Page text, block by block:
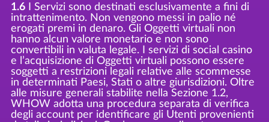
1.6I Servizi sono destinati esclusivamente a fini di
intrattenimento. Non vengono messi in palio né
erogati premi in denaro. Gli Oggetti virtuali non
hanno alcun valore monetario e non sono
convertibili in valuta legale. I servizi di social casino
e l’acquisizione di Oggetti virtuali possono essere
soggetti a restrizioni legali relative alle scommesse
in determinati Paesi, Stati o altre giurisdizioni. Oltre
alle misure generali stabilite nella Sezione 1.2,
WHOW adotta una procedura separata di verifica
degli account per identificare gli Utenti provenienti